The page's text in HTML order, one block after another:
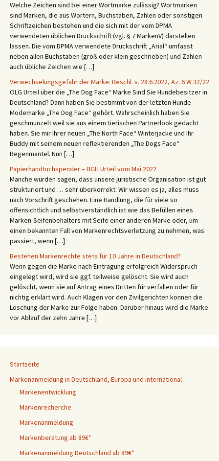
Welche Zeichen sind bei einer Wortmarke zulässig? Wortmarken
sind Marken, die aus Wörtern, Buchstaben, Zahlen oder sonstigen
Schriftzeichen bestehen und die sich mit der vom DPMA
verwendeten üblichen Druckschrift (vgl. § 7 MarkenV) darstellen
lassen. Die vom DPMA verwendete Druckschrift „Arial“ umfasst
neben allen Buchstaben (groß oder klein geschrieben) und Zahlen
auch übliche Zeichen wie […]
Verwechselungsgefahr der Marke: Beschl. v. 28.6.2022, Az. 6 W 32/22
OLG Urteil über die „The Dog Face“ Marke Sind Sie Hundebesitzer in
Deutschland? Dann haben Sie bestimmt von der letzten Hunde-
Modemarke „The Dog Face“ gehört. Wahrscheinlich haben Sie
geschmunzelt weil sie aus einem tierischen Partnerlook gedacht
haben. Sie mir Ihrer neuen „The North Face“ Winterjacke und Ihr
Buddy mit seinem neuen reflektierenden „The Dogs Face“
Regenmantel. Nun […]
Papierhandtuchspender – BGH Urteil vom Mai 2022
Manche würden sagen, dass unsere juristische Organisation ist gut
strukturiert und … sehr überkorrekt. Wir wissen es ja, alles muss
nach Vorschrift geschehen. Eine Handlung, die für viele so
offensichtlich und selbstverständlich ist wie das Befüllen eines
Marken-Seifenbehälters mit Seife einer anderen Marke oder, um
einen bekannten Fall von Markenrechtsverletzung zu nehmen, was
passiert, wenn […]
Bestehen Markenrechte stets für 10 Jahre in Deutschland?
Wenn gegen die Marke nach Eintragung erfolgreich Widerspruch
eingelegt wird, wird sie ggf. teilweise gelöscht. Sie wird auch
gelöscht, wenn sie auf Antrag eines Dritten für verfallen oder für
nichtig erklärt wird. Auch Klagen vor den Zivilgerichten können die
Löschung der Marke zur Folge haben. Darüber hinaus wird die Marke
vor Ablauf der zehn Jahre […]
Startseite
Markenanmeldung in Deutschland, Europa und international
Markenentwicklung
Markenrecherche
Markenanmeldung
Markenberatung ab 89€*
Markenanmeldung Deutschland ab 89€*